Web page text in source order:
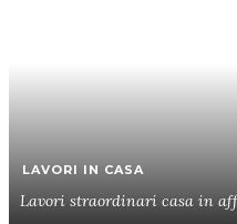
LAVORI IN CASA
Lavori straordinari casa in